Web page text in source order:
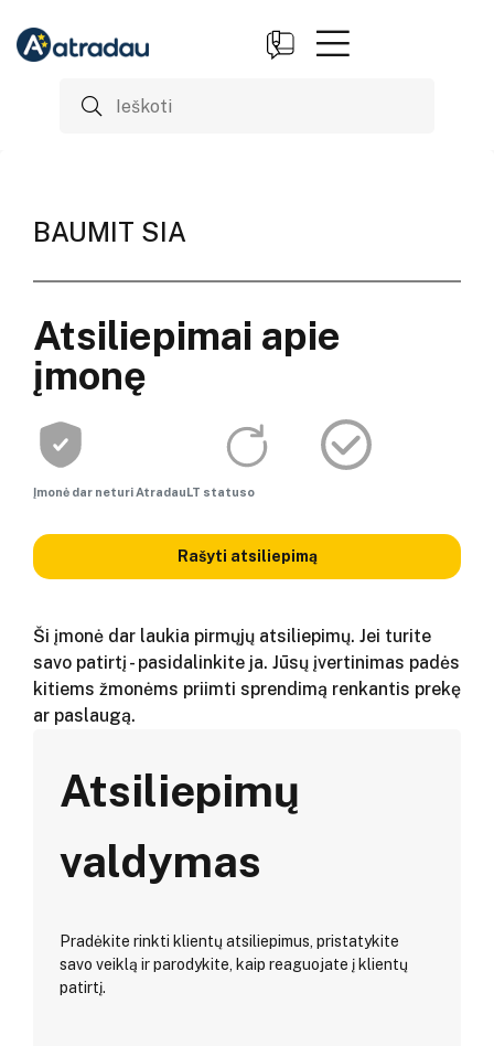
BAUMIT SIA
Atsiliepimai apie
įmonę
Įmonė dar neturi AtradauLT statuso
Rašyti atsiliepimą
Ši įmonė dar laukia pirmųjų atsiliepimų. Jei turite
savo patirtį - pasidalinkite ja. Jūsų įvertinimas padės
kitiems žmonėms priimti sprendimą renkantis prekę
ar paslaugą.
Atsiliepimų
valdymas
Pradėkite rinkti klientų atsiliepimus, pristatykite
savo veiklą ir parodykite, kaip reaguojate į klientų
patirtį.